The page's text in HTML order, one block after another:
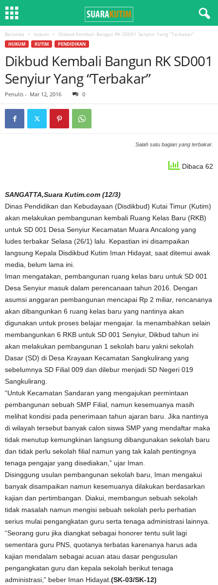
Beranda hukum Dikbud Kembali Bangun RK SD001 Senyiur Yang “Terbakar”
HUKUM KUTIM PENDIDIKAN
Dikbud Kembali Bangun RK SD001
Senyiur Yang “Terbakar”
Penulis - Mar 12, 2016 0
Salah satu bagian yang terbakar.
Dibaca 62
SANGATTA,Suara Kutim.com (12/3)
Dinas Pendidikan dan Kebudayaan (Disdikbud) Kutai Timur (Kutim)
akan melakukan pembangunan kembali Ruang Kelas Baru (RKB)
untuk SD 001 Desa Senyiur Kecamatan Muara Ancalong yang
ludes terbakar Selasa (26/1) lalu. Kepastian ini disampaikan
langsung Kepala Disdikbud Kutim Iman Hidayat, saat ditemui awak
media, belum lama ini.
Iman mengatakan, pembangunan ruang kelas baru untuk SD 001
Desa Senyiur masuk dalam perencanaan tahun 2016. Dengan
asumsi anggaran pembangunan mencapai Rp 2 miliar, rencananya
akan dibangunkan 6 ruang kelas baru yang nantinya akan
digunakan untuk proses belajar mengajar. Ia menambahkan selain
membangunkan 6 RKB untuk SD 001 Senyiur, Dikbud tahun ini
akan melakukan pembangunan 1 sekolah baru yakni sekolah
Dasar (SD) di Desa Krayaan Kecamatan Sangkulirang yang
sebelumnya SD Filial 009 dan dilebur menjadi SD Negeri 019
Sangkulirang.
“Untuk Kecamatan Sandaran yang mengajukan permintaan
pembangunan sebuah SMP Filial, namun kesemuanya masih
melihat kondisi pada penerimaan tahun ajaran baru. Jika nantinya
di wilayah tersebut banyak calon siswa SMP yang mendaftar maka
tidak menutup kemungkinan langsung dibangunakan sekolah baru
dan tidak perlu sekolah filial namun yang tak kalah pentingnya
tenaga pengajar yang disediakan,” ujar Iman.
Disinggung usulan pembangunan sekolah baru, Iman mengakui
banyak disampaikan namun kesemuanya dilakukan berdasarkan
kajian dan pertimbangan. Diakui, membangun sebuah sekolah
tidak masalah namun mengisi sebuah sekolah perlu perhatian
serius mulai pengangkatan guru serta tenaga administrasi lainnya.
“Seorang guru jika diangkat sebagai honorer tentu sulit lagi
sementara guru PNS, quotanya terbatas karenanya harus ada
kajian mendalam sebagai acuan atau dasar pengusulan
pengangkatan guru dan kepala sekolah berikut tenaga
administrasi,” beber Iman Hidayat. (SK-03/SK-12)